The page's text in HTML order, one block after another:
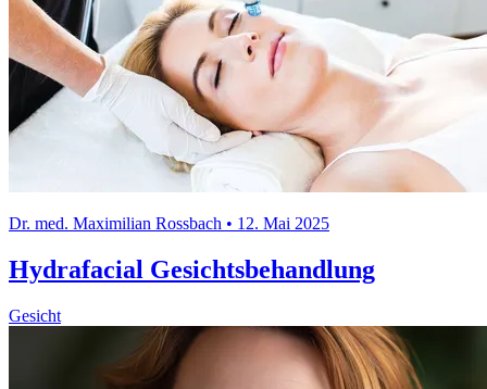
Dr. med. Maximilian Rossbach • 12. Mai 2025
Hydrafacial Gesichtsbehandlung
Gesicht